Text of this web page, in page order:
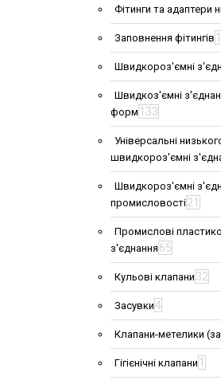
Фітинги та адаптери
Заповнення фітингів
Швидкороз'ємні
Швидкоз'ємні
форм 133
Універсальні
швидкороз'ємні
Швидкороз'ємні
промисловості21
Промислові
з'єднання 65
Кульові клапани 32
Засувки4
Клапани-метелики
Гігієнічні клапани 1